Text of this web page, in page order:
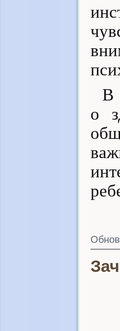
В
о